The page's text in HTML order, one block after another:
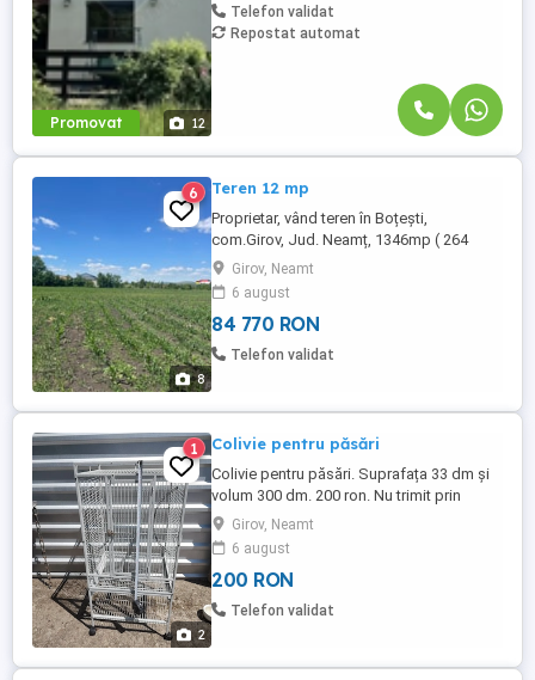
Promovat 12
Telefon validat
Repostat automat
8
6 Teren 12 mp
Proprietar, vând teren în Boțești,
com.Girov, Jud. Neamț, 1346mp ( 264
intravilan+ 1082 extravilan ), lângă Dj156A,
accesul făcându-se printr-o cale de acces
privată, cu posibilitate de racordare la apă
și curent electric. Pretul este de 12 euro
mp
Girov, Neamt
6 august
84 770 RON
Telefon validat
2
1 Colivie pentru păsări
Colivie pentru păsări. Suprafața 33 dm și
volum 300 dm. 200 ron. Nu trimit prin
curier.Girov, Neamt
6 august
200 RON
Telefon validat